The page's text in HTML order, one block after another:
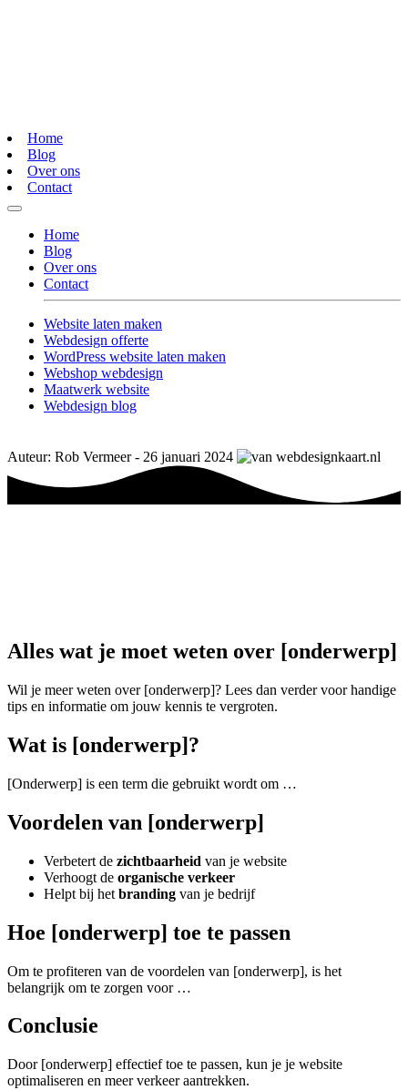
Home
Blog
Over ons
Contact
Home
Blog
Over ons
Contact
Website laten maken
Webdesign offerte
WordPress website laten maken
Webshop webdesign
Maatwerk website
Webdesign blog
Auteur: Rob Vermeer - 26 januari 2024
Alles wat je moet weten over [onderwerp]
Wil je meer weten over [onderwerp]? Lees dan verder voor handige
tips en informatie om jouw kennis te vergroten.
Wat is [onderwerp]?
[Onderwerp] is een term die gebruikt wordt om …
Voordelen van [onderwerp]
Verbetert de zichtbaarheid van je website
Verhoogt de organische verkeer
Helpt bij het branding van je bedrijf
Hoe [onderwerp] toe te passen
Om te profiteren van de voordelen van [onderwerp], is het
belangrijk om te zorgen voor …
Conclusie
Door [onderwerp] effectief toe te passen, kun je je website
optimaliseren en meer verkeer aantrekken.